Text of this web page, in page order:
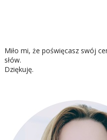
Miło mi, że poświęcasz swój
słów.
Dziękuję.